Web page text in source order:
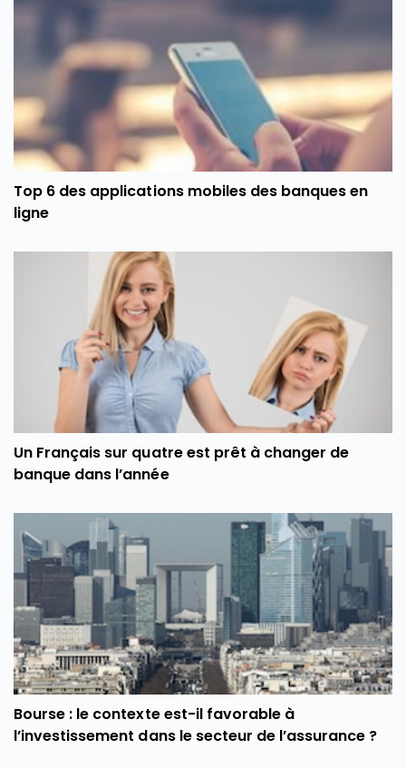
Top 6 des applications mobiles des banques en
ligne
Un Français sur quatre est prêt à changer de
banque dans l’année
Bourse : le contexte est-il favorable à
l’investissement dans le secteur de l’assurance ?